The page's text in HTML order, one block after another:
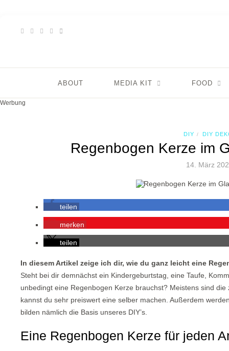
ABOUT MEDIA KIT FOOD
Werbung
DIY / DIY
Regenbogen Kerze im
14. März
teilen
merken
teilen
In diesem Artikel zeige ich dir, wie du ganz leicht eine
Steht bei dir demnächst ein Kindergeburtstag, eine Taufe,
unbedingt eine Regenbogen Kerze brauchst? Meistens sind
kannst du sehr preiswert eine selber machen. Außerdem
bilden nämlich die Basis unseres DIY’s.
Eine Regenbogen Kerze für jeden